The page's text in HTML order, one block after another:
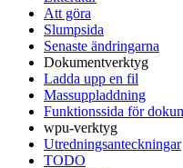
Att göra
Slumpsida
Senaste ändringarna
Dokumentverktyg
Ladda upp en fil
Massuppladdning
Funktionssida för
wpu-verktyg
Utredningsanteckningar
TODO